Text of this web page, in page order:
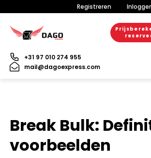
Registreren
+31 97 010 274 955
mail@dagoexpress.com
Break Bulk:
voorbeelden